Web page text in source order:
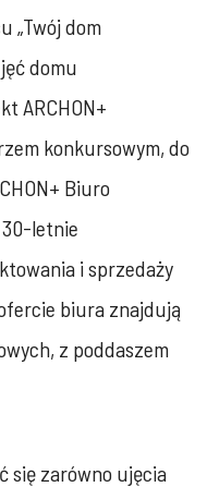
„Twój dom
domu
ARCHON+
konkursowym, do
Biuro
letnie
i sprzedaży
biura znajdują
z poddaszem
się zarówno ujęcia